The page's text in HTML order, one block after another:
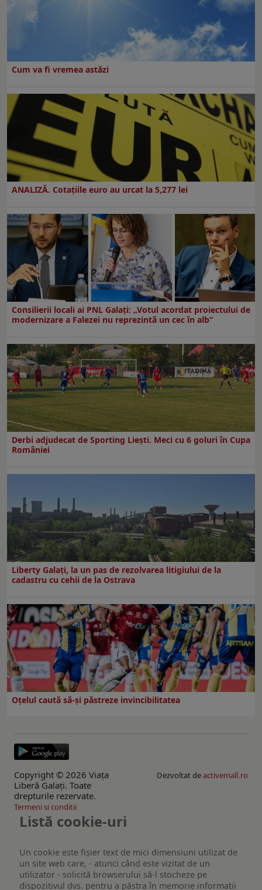
Cum va fi vremea astăzi
ANALIZĂ. Cotațiile euro au urcat la 5,277 lei
Consilierii locali ai PNL Galaţi: „Votul acordat proiectului de
modernizare a Falezei nu reprezintă un cec în alb”
Derbi adjudecat de Sporting Liești. Meci cu 6 goluri în Cupa
României
Liberty Galați, la un pas de rezolvarea litigiului de la
cadastru cu cehii de la Ostrava
Oțelul caută să-și păstreze invincibilitatea
Copyright © 2026 Viaţa
Liberă Galaţi. Toate
drepturile rezervate.
Dezvoltat deactivemall.ro
Termeni si conditii
Listă cookie-uri
Un cookie este fişier text de mici dimensiuni utilizat de
un site web care, - atunci când este vizitat de un
utilizator - solicită browserului să-l stocheze pe
dispozitivul dvs. pentru a păstra în memorie informații